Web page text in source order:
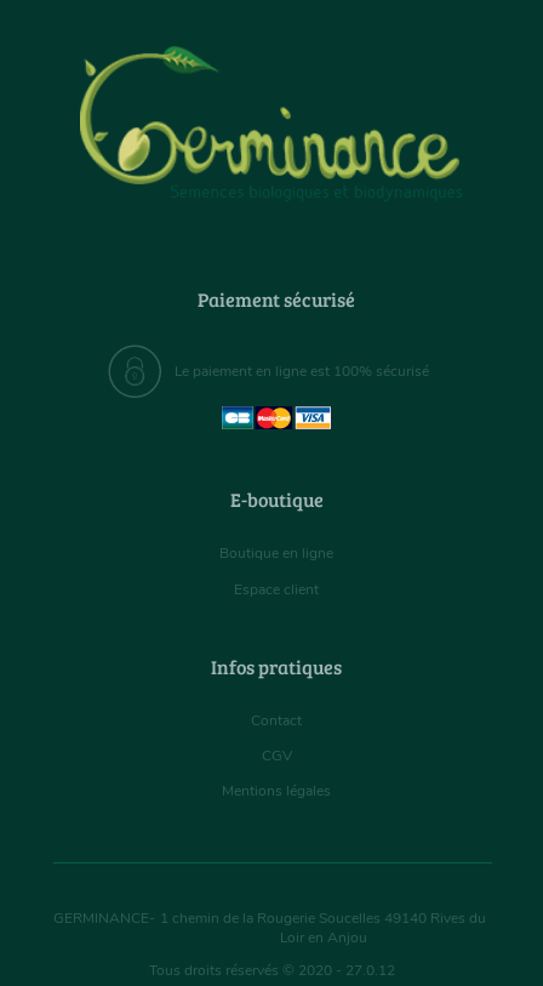
Paiement sécurisé
Le paiement en ligne est 100% sécurisé
E-boutique
Boutique en ligne
Espace client
Infos pratiques
Contact
CGV
Mentions légales
GERMINANCE- 1 chemin de la Rougerie Soucelles 49140 Rives du
Loir en Anjou
Tous droits réservés © 2020 - 27.0.12